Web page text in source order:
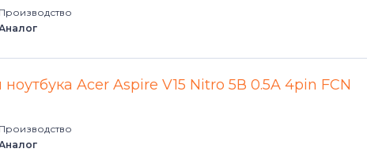
Производство
Acer Aspire V15 Nitro 5В 0.5A 4pin FCN
Производство